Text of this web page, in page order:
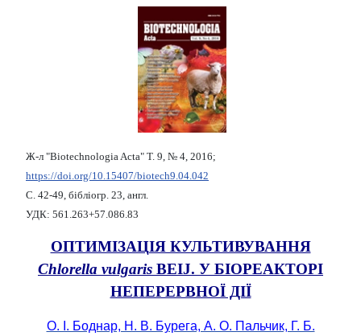
Ж-л "Biotechnologia Acta" Т. 9, № 4, 2016;
https://doi.org/10.15407/biotech9.04.042
С. 42-49, бібліогр. 23, англ.
УДК: 561.263+57.086.83
ОПТИМІЗАЦІЯ КУЛЬТИВУВАННЯ
Сhlorella vulgaris BEIJ. У БІОРЕАКТОРІ
НЕПЕРЕРВНОЇ ДІЇ
О. І. Боднар, Н. В. Бурега, А. О. Пальчик, Г. Б.